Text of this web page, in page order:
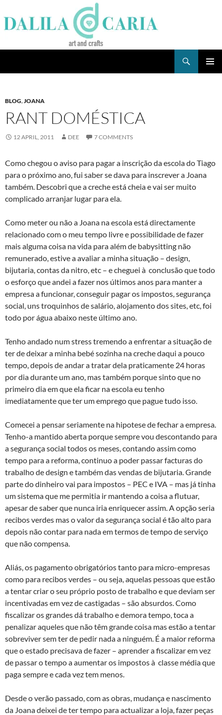
to
content
BLOG,JOANA
RANT DOMÉSTICA
12 APRIL, 2011 DEE 7 COMMENTS
Como chegou o aviso para pagar a inscrição da escola do Tiago
para o próximo ano, fui saber se dava para inscrever a Joana
também. Descobri que a creche está cheia e vai ser muito
complicado arranjar lugar para ela.
Como meter ou não a Joana na escola está directamente
relacionado com o meu tempo livre e possibilidade de fazer
mais alguma coisa na vida para além de babysitting não
remunerado, estive a avaliar a minha situação – design,
bijutaria, contas da nitro, etc – e cheguei à conclusão que todo
o esforço que andei a fazer nos últimos anos para manter a
empresa a funcionar, conseguir pagar os impostos, segurança
social, uns troquinhos de salário, alojamento dos sites, etc, foi
todo por água abaixo neste último ano.
Tenho andado num stress tremendo a enfrentar a situação de
ter de deixar a minha bebé sozinha na creche daqui a pouco
tempo, depois de andar a tratar dela praticamente 24 horas
por dia durante um ano, mas também porque sinto que no
primeiro dia em que ela ficar na escola eu tenho
imediatamente que ter um emprego que pague tudo isso.
Comecei a pensar seriamente na hipotese de fechar a empresa.
Tenho-a mantido aberta porque sempre vou descontando para
a segurança social todos os meses, contando assim como
tempo para a reforma, continuo a poder passar facturas do
trabalho de design e também das vendas de bijutaria. Grande
parte do dinheiro vai para impostos – PEC e IVA – mas já tinha
um sistema que me permitia ir mantendo a coisa a flutuar,
apesar de saber que nunca iria enriquecer assim. A opção seria
recibos verdes mas o valor da segurança social é tão alto para
depois não contar para nada em termos de tempo de serviço
que não compensa.
Aliás, os pagamento obrigatórios tanto para micro-empresas
como para recibos verdes – ou seja, aquelas pessoas que estão
a tentar criar o seu próprio posto de trabalho e que deviam ser
incentivadas em vez de castigadas – são absurdos. Como
fiscalizar os grandes dá trabalho e demora tempo, toca a
penalizar aqueles que não têm grande coisa mas estão a tentar
sobreviver sem ter de pedir nada a ninguém. É a maior reforma
que o estado precisava de fazer – aprender a fiscalizar em vez
de passar o tempo a aumentar os impostos à classe média que
paga sempre e cada vez tem menos.
Desde o verão passado, com as obras, mudança e nascimento
da Joana deixei de ter tempo para actualizar a loja, fazer peças